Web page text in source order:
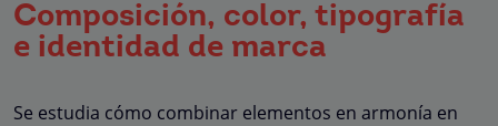
Composición, color, tipografía
e identidad de marca
Se estudia cómo combinar elementos en armonía en